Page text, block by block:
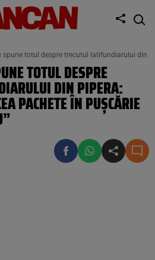
spune totul despre trecutul latifundiarului din
TOTUL DESPRE
DIN PIPERA:
PACHETE ÎN PUȘCĂRIE